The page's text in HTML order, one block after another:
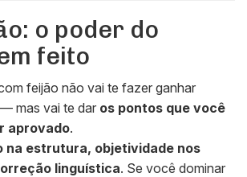
o poder do
feito
feijão não vai te fazer ganhar
mas vai te dar os pontos que você
aprovado.
na estrutura, objetividade nos
linguística. Se você dominar